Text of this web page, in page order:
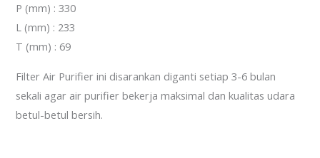
P (mm) : 330
L (mm) : 233
T (mm) : 69
Filter Air Purifier ini disarankan diganti setiap 3-6 bulan
sekali agar air purifier bekerja maksimal dan kualitas udara
betul-betul bersih.